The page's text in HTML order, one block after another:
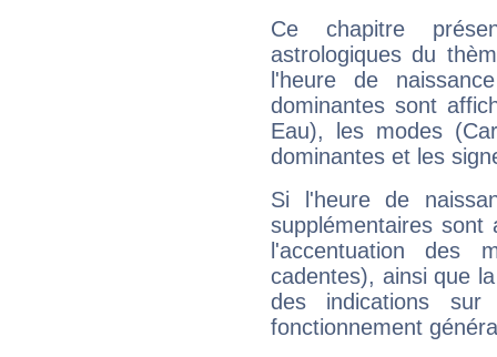
Ce chapitre
astrologiques du
l'heure de
dominantes sont
Eau), les modes
dominantes et les
Si l'heure de
supplémentaires sont
l'accentuation des
cadentes), ainsi que
des indications sur
fonctionnement